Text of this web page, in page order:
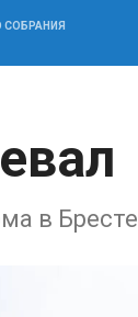
СОБРАНИЯ
в Бресте